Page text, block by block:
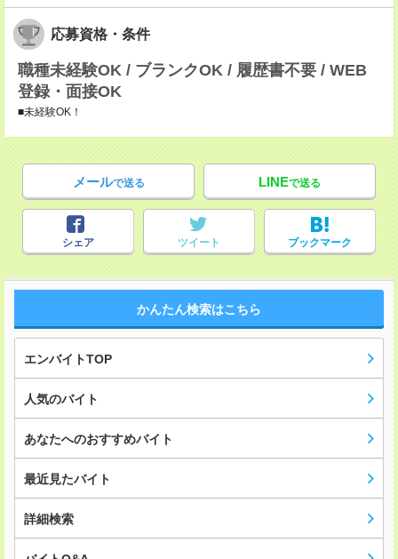
応募資格・条件
職種未経験OK / ブランクOK / 履歴書不要 / WEB
登録・面接OK
■未経験OK！
メールで送る LINEで送る
シェア ツイート ブックマーク
かんたん検索はこちら
エンバイトTOP
人気のバイト
あなたへのおすすめバイト
最近見たバイト
詳細検索